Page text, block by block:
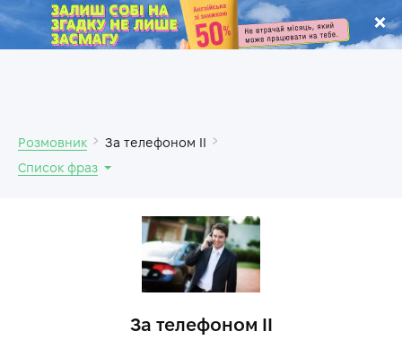
.
Розмовник
За телефоном II
Список фраз
За телефоном II